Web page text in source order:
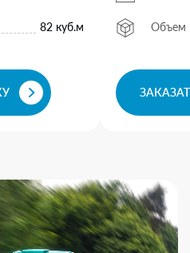
82 куб.м Объем